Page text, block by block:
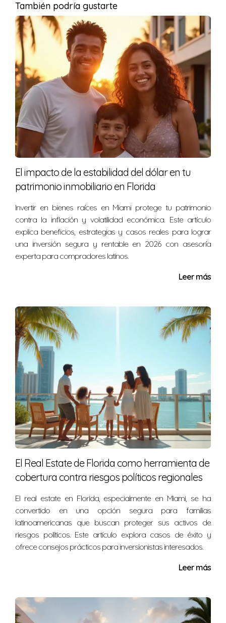
Estudio de Caso 3: La Familia Gómez
La familia Gómez utilizó seguros de vida como
herramienta de planificación patrimonial. Al tener pólizas
adecuadas, los beneficios pagados a los beneficiarios
permitieron cubrir cualquier impuesto sobre sucesiones
y evitar que los herederos vendieran propiedades para
pagar esas obligaciones.
Un seguro puede ser la solución para evitar
que tus seres queridos enfrenten cargas
inesperadas.
Preguntas Frecuentes
¿Qué es el Impuesto de Sucesión?
Es un impuesto que se aplica al valor total del patrimonio
de una persona al momento de su fallecimiento. En
Sucesión?
Existen varias estrategias, como crear fideicomisos o
realizar donaciones en vida que pueden ayudar a
reducir la carga fiscal.
¿Qué pasa si no planifico mi patrimonio?
No planificar puede resultar en costos significativos
para tus herederos y complicaciones legales
adicionales al momento de liquidar tu patrimonio.
¿Cuándo debo comenzar a planificar?
No hay mejor momento que ahora. Cuanto antes
empieces, más opciones tendrás para proteger tus
bienes y minimizar impuestos.
¿Debo consultar a un abogado
especializado?
Sí, consultar a un abogado especializado en
planificación patrimonial es esencial para entender
Como experta en planificación patrimonial, estoy aquí
También podría gustarte
El impacto de la estabilidad del dólar en tu
patrimonio inmobiliario en Florida
Invertir en bienes raíces en Miami protege tu patrimonio
contra la inflación y volatilidad económica. Este artículo
explica beneficios, estrategias y casos reales para lograr
una inversión segura y rentable en 2026 con asesoría
experta para compradores latinos.
Leer más
El Real Estate de Florida como herramienta de
cobertura contra riesgos políticos regionales
El real estate en Florida, especialmente en Miami, se ha
convertido en una opción segura para familias
latinoamericanas que buscan proteger sus activos de
riesgos políticos. Este artículo explora casos de éxito y
ofrece consejos prácticos para inversionistas interesados.
Leer más